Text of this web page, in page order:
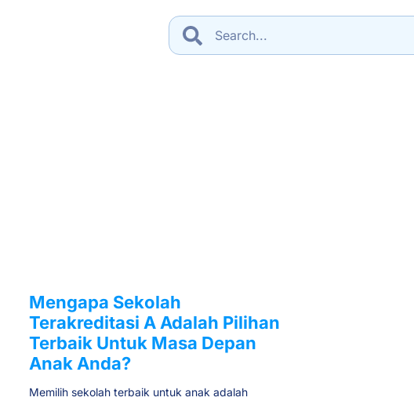
Mengapa Sekolah
Terakreditasi A Adalah Pilihan
Terbaik Untuk Masa Depan
Anak Anda?
Memilih sekolah terbaik untuk anak adalah